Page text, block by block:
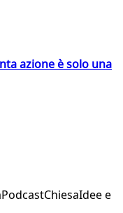
azione è solo una
PodcastChiesaIdee e